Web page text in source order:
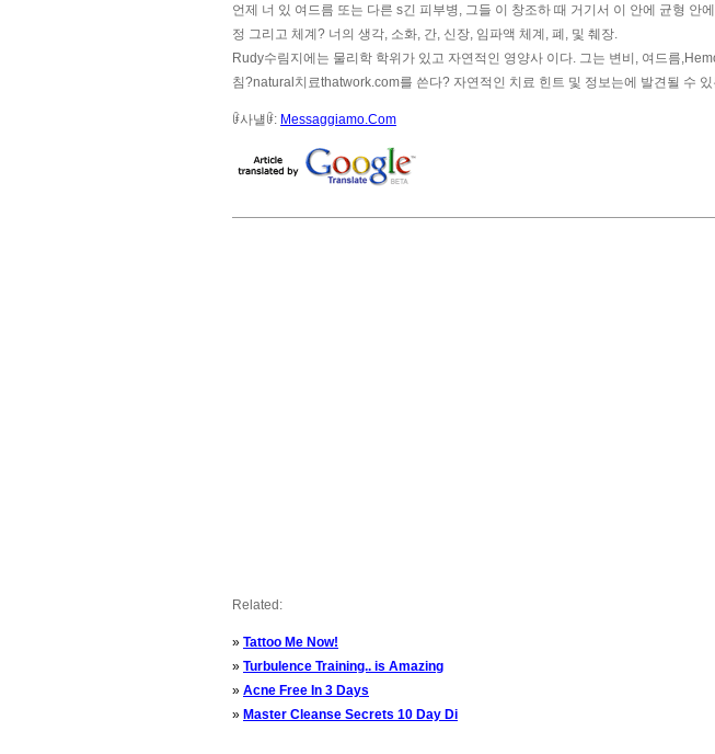
언제 너 있 여드름 또는 다른 s긴 피부병, 그들 이 창조하 때 거기서 이 안에 균형 안
정 그리고 체계? 너의 생각, 소화, 간, 신장, 임파액 체계, 폐, 및 췌장.
Rudy수림지에는 물리학 학위가 있고 자연적인 영양사 이다. 그는 변비, 여드름
침?natural치료thatwork.com를 쓴다? 자연적인 치료 힌트 및 정보는에 발견될 수
ꀰ사냴ꀰ: Messaggiamo.Com
Related:
» Tattoo Me Now!
» Turbulence Training.. is Amazing
» Acne Free In 3 Days
» Master Cleanse Secrets 10 Day Di